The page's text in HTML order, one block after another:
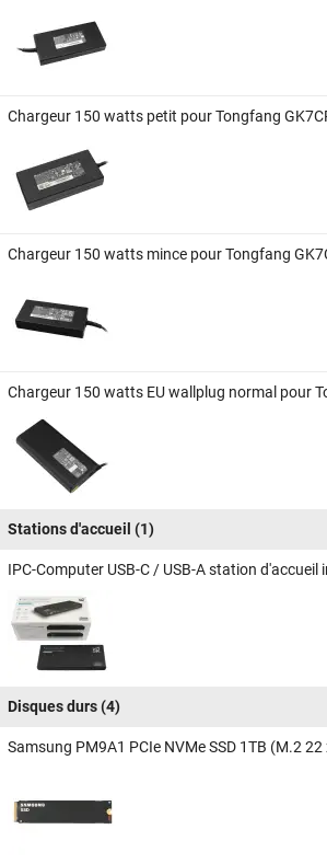
Chargeur 150 watts petit pour Tongfang
Chargeur 150 watts mince pour Tongfang
Chargeur 150 watts EU wallplug normal pour
Stations d'accueil (1)
IPC-Computer USB-C / USB-A station
Disques durs(4)
Samsung PM9A1 PCIe NVMe SSD 1TB (M.2